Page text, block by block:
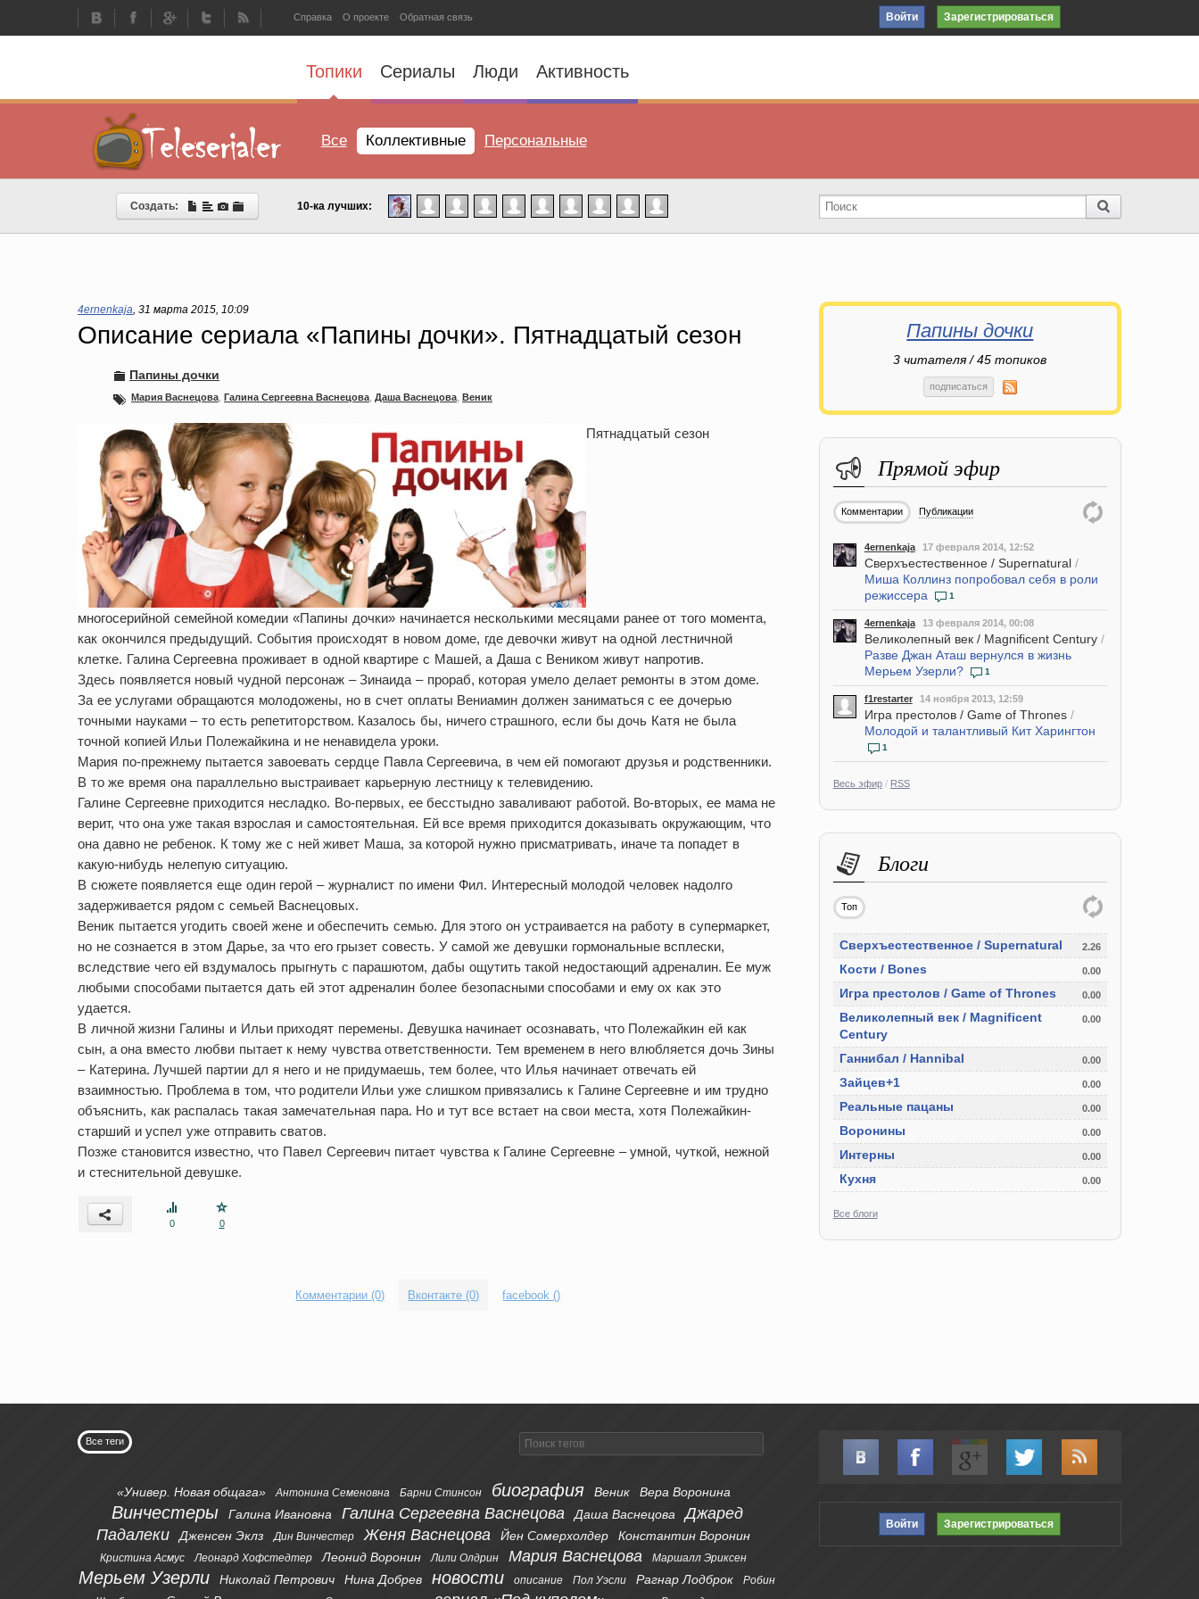
Справка О проекте Обратная связь Войти Зарегистрироваться
Топики Сериалы Люди Активность
Все Коллективные Персональные
Создать: 10-ка лучших:
Папины дочки
3 читателя / 45 топиков
подписаться
Прямой эфир
Комментарии Публикации
4ernenkaja 17 февраля 2014, 12:52
Сверхъестественное / Supernatural/
Миша Коллинз попробовал себя в роли
режиссера
1
4ernenkaja 13 февраля 2014, 00:08
Великолепный век / Magnificent Century/
Разве Джан Аташ вернулся в жизнь
Мерьем Узерли?
1
f1restarter 14 ноября 2013, 12:59
Игра престолов / Game of Thrones/
Молодой и талантливый Кит Харингтон
1
Весь эфир/ RSS
Блоги
Топ
Сверхъестественное / Supernatural 2.26
Кости / Bones 0.00
Игра престолов / Game of Thrones 0.00
Великолепный век / Magnificent
Century
0.00
Ганнибал / Hannibal 0.00
Зайцев+1 0.00
Реальные пацаны 0.00
Воронины 0.00
Интерны 0.00
Кухня 0.00
Все блоги
4ernenkaja, 31 марта 2015, 10:09
Описание сериала «Папины дочки». Пятнадцатый сезон
Папины дочки
Мария Васнецова Галина Сергеевна Васнецова Даша Васнецова Веник
Пятнадцатый сезон
многосерийной семейной комедии «Папины дочки» начинается несколькими месяцами ранее от того момента,
как окончился предыдущий. События происходят в новом доме, где девочки живут на одной лестничной
клетке. Галина Сергеевна проживает в одной квартире с Машей, а Даша с Веником живут напротив.
Здесь появляется новый чудной персонаж – Зинаида – прораб, которая умело делает ремонты в этом доме.
За ее услугами обращаются молодожены, но в счет оплаты Вениамин должен заниматься с ее дочерью
точными науками – то есть репетиторством. Казалось бы, ничего страшного, если бы дочь Катя не была
точной копией Ильи Полежайкина и не ненавидела уроки.
Мария по-прежнему пытается завоевать сердце Павла Сергеевича, в чем ей помогают друзья и родственники.
В то же время она параллельно выстраивает карьерную лестницу к телевидению.
Галине Сергеевне приходится несладко. Во-первых, ее бесстыдно заваливают работой. Во-вторых, ее мама не
верит, что она уже такая взрослая и самостоятельная. Ей все время приходится доказывать окружающим, что
она давно не ребенок. К тому же с ней живет Маша, за которой нужно присматривать, иначе та попадет в
какую-нибудь нелепую ситуацию.
В сюжете появляется еще один герой – журналист по имени Фил. Интересный молодой человек надолго
задерживается рядом с семьей Васнецовых.
Веник пытается угодить своей жене и обеспечить семью. Для этого он устраивается на работу в супермаркет,
но не сознается в этом Дарье, за что его грызет совесть. У самой же девушки гормональные всплески,
вследствие чего ей вздумалось прыгнуть с парашютом, дабы ощутить такой недостающий адреналин. Ее муж
любыми способами пытается дать ей этот адреналин более безопасными способами и ему ох как это
удается.
В личной жизни Галины и Ильи приходят перемены. Девушка начинает осознавать, что Полежайкин ей как
сын, а она вместо любви пытает к нему чувства ответственности. Тем временем в него влюбляется дочь Зины
– Катерина. Лучшей партии дл я него и не придумаешь, тем более, что Илья начинает отвечать ей
взаимностью. Проблема в том, что родители Ильи уже слишком привязались к Галине Сергеевне и им трудно
объяснить, как распалась такая замечательная пара. Но и тут все встает на свои места, хотя Полежайкин-
старший и успел уже отправить сватов.
Позже становится известно, что Павел Сергеевич питает чувства к Галине Сергеевне – умной, чуткой, нежной
и стеснительной девушке.
0 0
Комментарии (0) Вконтакте (0) facebook ()
Войти Зарегистрироваться
Все теги
«Универ. Новая общага» Антонина Семеновна Барни Стинсон биография Веник Вера Воронина
Винчестеры Галина Ивановна Галина Сергеевна Васнецова Даша Васнецова
Джаред
Падалеки
Дженсен Эклз Дин Винчестер Женя Васнецова Йен Сомерхолдер Константин Воронин
Кристина Асмус Леонард Хофстедтер Леонид Воронин Лили Олдрин Мария Васнецова Маршалл Эриксен
Мерьем Узерли Николай Петрович Нина Добрев новости описание Пол Уэсли Рагнар Лодброк
Робин